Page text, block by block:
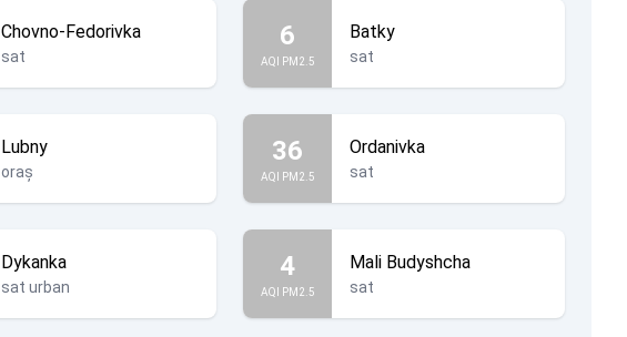
Chovno-Fedorivka
sat
6
AQI PM2.5
Batky
sat
Lubny
oraș
36
AQI PM2.5
Ordanivka
sat
Dykanka
sat urban
4
AQI PM2.5
Mali Budyshcha
sat